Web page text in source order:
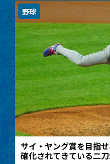
野球
サイ・ヤング賞を目指
確化されてきている二